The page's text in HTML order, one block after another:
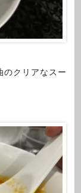
のクリアなスー